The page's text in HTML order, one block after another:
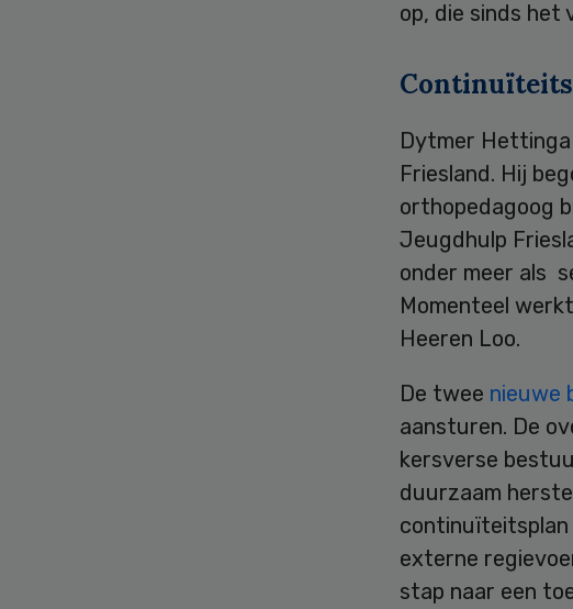
op, die sinds
Dytmer
Friesland. Hij
orthopedagoog
Jeugdhulp
onder meer als
Momenteel
Heeren Loo.
De twee nieuwe
aansturen. De
kersverse
duurzaam
continuïteitsplan
externe
stap naar een